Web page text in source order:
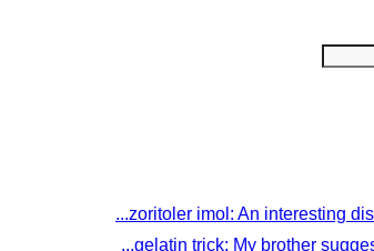
zoritoler imol: An interesting
gelatin trick: My brother